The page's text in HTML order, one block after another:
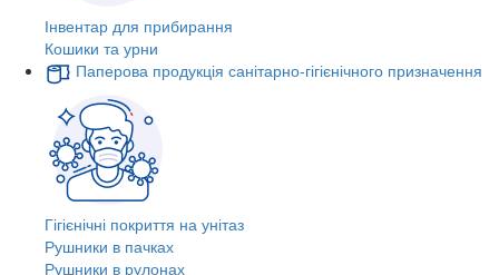
Інвентар для прибирання
Кошики та урни
Паперова продукція санітарно-гігієнічного призначення
Гігієнічні покриття на унітаз
Рушники в пачках
Рушники в рулонах